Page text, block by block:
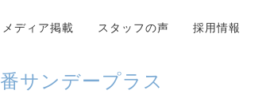
メディア掲載 スタッフの声 採用情報
サンデープラス